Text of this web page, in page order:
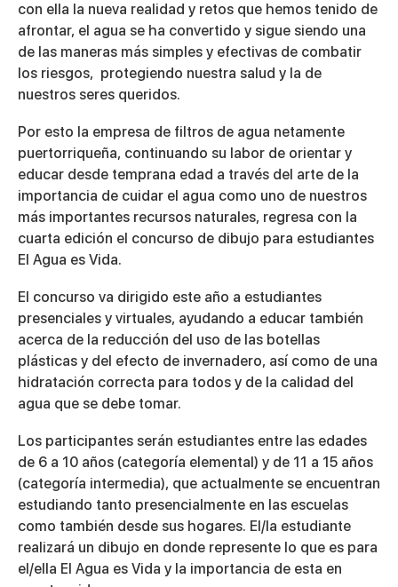
con ella la nueva realidad y retos que hemos tenido de
afrontar, el agua se ha convertido y sigue siendo una
de las maneras más simples y efectivas de combatir
los riesgos, protegiendo nuestra salud y la de
nuestros seres queridos.
Por esto la empresa de filtros de agua netamente
puertorriqueña, continuando su labor de orientar y
educar desde temprana edad a través del arte de la
importancia de cuidar el agua como uno de nuestros
más importantes recursos naturales, regresa con la
cuarta edición el concurso de dibujo para estudiantes
El Agua es Vida.
El concurso va dirigido este año a estudiantes
presenciales y virtuales, ayudando a educar también
acerca de la reducción del uso de las botellas
plásticas y del efecto de invernadero, así como de una
hidratación correcta para todos y de la calidad del
agua que se debe tomar.
Los participantes serán estudiantes entre las edades
de 6 a 10 años (categoría elemental) y de 11 a 15 años
(categoría intermedia), que actualmente se encuentran
estudiando tanto presencialmente en las escuelas
como también desde sus hogares. El/la estudiante
realizará un dibujo en donde represente lo que es para
el/ella El Agua es Vida y la importancia de esta en